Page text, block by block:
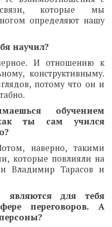
которые мы
определяют нашу
научил?
И отношению к
конструктивныму.
потому что он и
обучением
ты сам учился
наверно, такими
которые повлияли на
Владимир Тарасов и
для тебя
переговоров. А